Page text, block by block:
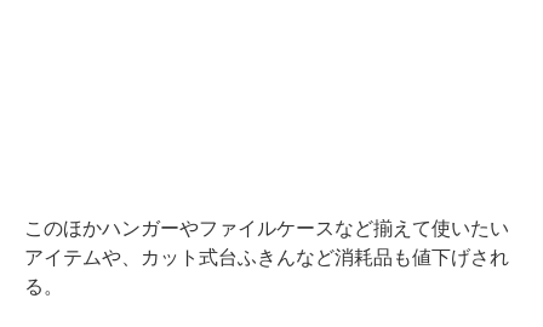
このほかハンガーやファイルケースなど揃えて使いたい
アイテムや、カット式台ふきんなど消耗品も値下げされ
る。